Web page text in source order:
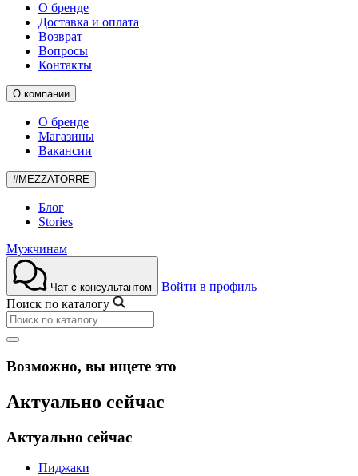
О бренде
Доставка и оплата
Возврат
Вопросы
Контакты
О компании
О бренде
Магазины
Вакансии
#MEZZATORRE
Блог
Stories
Мужчинам
Чат с консультантом
Войти в профиль
Поиск по каталогу
Возможно, вы ищете это
Актуально сейчас
Актуально сейчас
Пиджаки